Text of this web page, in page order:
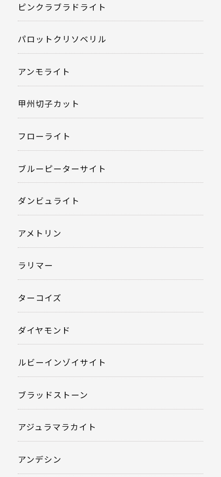
ピンクラブラドライト
パロットクリソベリル
アンモライト
甲州切子カット
フローライト
ブルーピーターサイト
ダンビュライト
アメトリン
ラリマー
ターコイズ
ダイヤモンド
ルビーインゾイサイト
ブラッドストーン
アジュラマラカイト
アンデシン